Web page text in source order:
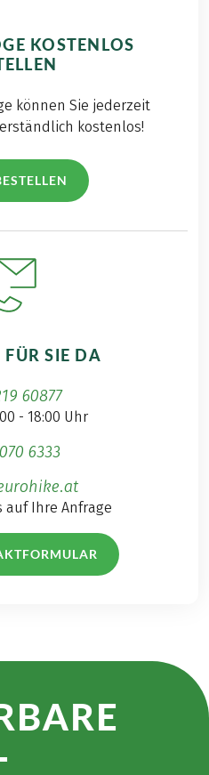
KOSTENLOS
können Sie jederzeit
kostenlos!
SIE DA
60877
- 18:00 Uhr
6333
auf Ihre Anfrage